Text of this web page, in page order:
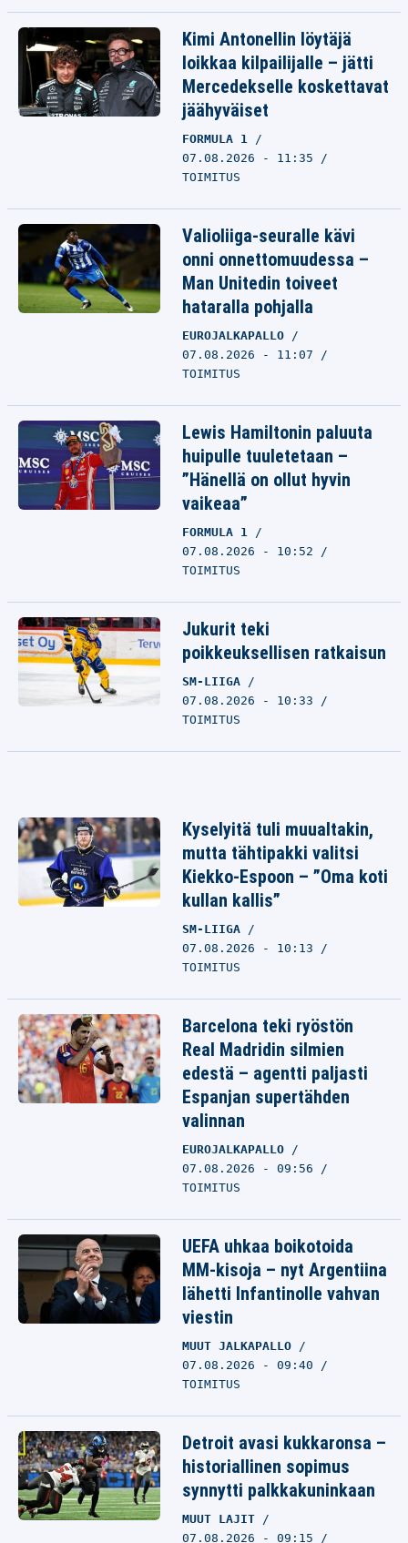
Kimi Antonellin löytäjä
loikkaa kilpailijalle – jätti
Mercedekselle koskettavat
jäähyväiset
FORMULA 1
07.08.2026 - 11:35
TOIMITUS
Valioliiga-seuralle kävi
onni onnettomuudessa –
Man Unitedin toiveet
hataralla pohjalla
EUROJALKAPALLO
07.08.2026 - 11:07
TOIMITUS
Lewis Hamiltonin paluuta
huipulle tuuletetaan –
”Hänellä on ollut hyvin
vaikeaa”
FORMULA 1
07.08.2026 - 10:52
TOIMITUS
Jukurit teki
poikkeuksellisen ratkaisun
SM-LIIGA
07.08.2026 - 10:33
TOIMITUS
Kyselyitä tuli muualtakin,
mutta tähtipakki valitsi
Kiekko-Espoon – ”Oma koti
kullan kallis”
SM-LIIGA
07.08.2026 - 10:13
TOIMITUS
Barcelona teki ryöstön
Real Madridin silmien
edestä – agentti paljasti
Espanjan supertähden
valinnan
EUROJALKAPALLO
07.08.2026 - 09:56
TOIMITUS
UEFA uhkaa boikotoida
MM-kisoja – nyt Argentiina
lähetti Infantinolle vahvan
viestin
MUUT JALKAPALLO
07.08.2026 - 09:40
TOIMITUS
Detroit avasi kukkaronsa –
historiallinen sopimus
synnytti palkkakuninkaan
MUUT LAJIT
07.08.2026 - 09:15